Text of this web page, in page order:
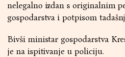
nelegalno izdan s originalnim
gospodarstva i potpisom
Bivši ministar gospodarstva
je na ispitivanje u policiju.